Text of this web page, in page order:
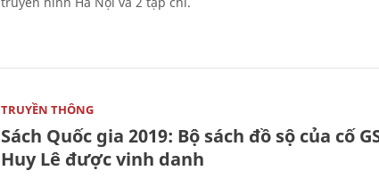
TRUYỀN THÔNG
Sách Quốc gia 2019: Bộ sách đồ sộ của cố
Huy Lê được vinh danh